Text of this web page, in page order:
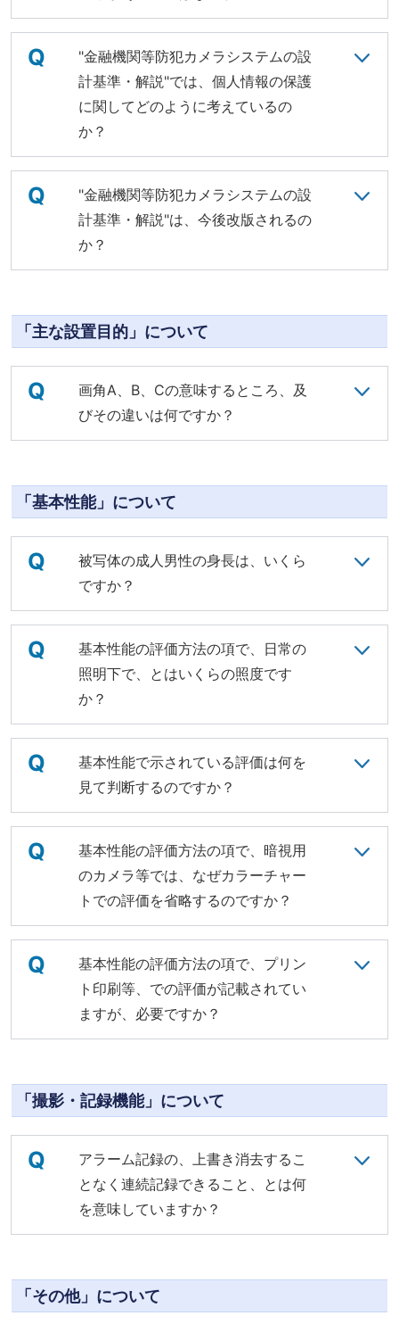
Q
"金融機関等防犯カメラシステムの設
計基準・解説"では、個人情報の保護
に関してどのように考えているの
か？
Q
"金融機関等防犯カメラシステムの設
計基準・解説"は、今後改版されるの
か？
「主な設置目的」について
Q
画角A、B、Cの意味するところ、及
びその違いは何ですか？
「基本性能」について
Q
被写体の成人男性の身長は、いくら
ですか？
Q
基本性能の評価方法の項で、日常の
照明下で、とはいくらの照度です
か？
Q
基本性能で示されている評価は何を
見て判断するのですか？
Q
基本性能の評価方法の項で、暗視用
のカメラ等では、なぜカラーチャー
トでの評価を省略するのですか？
Q
基本性能の評価方法の項で、プリン
ト印刷等、での評価が記載されてい
ますが、必要ですか？
「撮影・記録機能」について
Q
アラーム記録の、上書き消去するこ
となく連続記録できること、とは何
を意味していますか？
「その他」について